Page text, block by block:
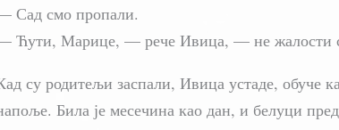
Сад смо пропали.
Ћути, Марице, — рече Ивица, — не жалости
су родитељи заспали, Ивица устаде, обуче
Била је месечина као дан, и белуци